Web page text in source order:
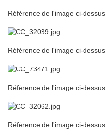
Référence de l'image ci-
Référence de l'image ci-
Référence de l'image ci-
Référence de l'image ci-